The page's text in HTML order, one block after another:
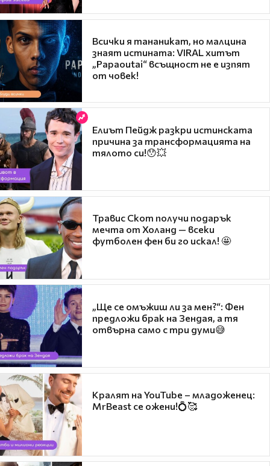
Всички я тананикат, но малцина
знаят истината: VIRAL хитът
„Papaoutai“ всъщност не е изпят
от човек!
Елиът Пейдж разкри истинската
причина за трансформацията на
тялото си!😯💥
Травис Скот получи подарък
мечта от Холанд — всеки
футболен фен би го искал! 🤩
„Ще се омъжиш ли за мен?“: Фен
предложи брак на Зендая, а тя
отвърна само с три думи😅
Кралят на YouTube – младоженец:
MrBeast се ожени!💍🥰